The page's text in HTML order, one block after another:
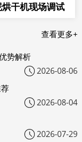
干机现场调试
查看更多+
势解析
2026-08-06
2026-08-04
2026-07-29